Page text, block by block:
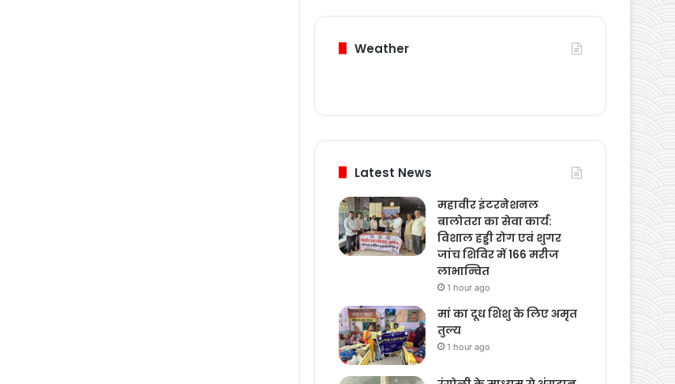
Weather
Latest News
महावीर इंटरनेशनल
बालोतरा का सेवा कार्य:
विशाल हड्डी रोग एवं शुगर
जांच शिविर में 166 मरीज
लाभान्वित
1 hour ago
मां का दूध शिशु के लिए अमृत
तुल्य
1 hour ago